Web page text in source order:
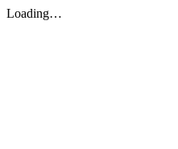
Loading…